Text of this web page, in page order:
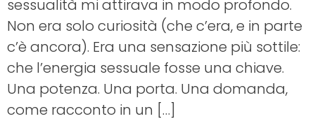
sessualità mi attirava in modo profondo.
Non era solo curiosità (che c’era, e in parte
c’è ancora). Era una sensazione più sottile:
che l’energia sessuale fosse una chiave.
Una potenza. Una porta. Una domanda,
come racconto in un […]